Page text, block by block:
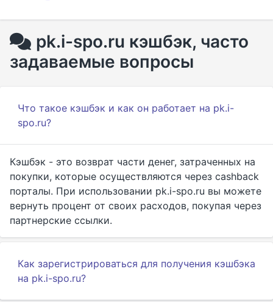
pk.i-spo.ru кэшбэк, часто
задаваемые вопросы
Что такое кэшбэк и как он работает на pk.i-
spo.ru?
Кэшбэк - это возврат части денег, затраченных на
покупки, которые осуществляются через cashback
порталы. При использовании pk.i-spo.ru вы можете
вернуть процент от своих расходов, покупая через
партнерские ссылки.
Как зарегистрироваться для получения кэшбэка
на pk.i-spo.ru?